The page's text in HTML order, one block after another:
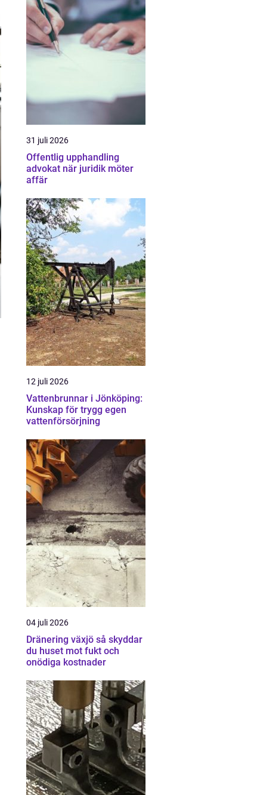
31 juli 2026
Offentlig upphandling
advokat när juridik möter
affär
12 juli 2026
Vattenbrunnar i Jönköping:
Kunskap för trygg egen
vattenförsörjning
04 juli 2026
Dränering växjö så skyddar
du huset mot fukt och
onödiga kostnader